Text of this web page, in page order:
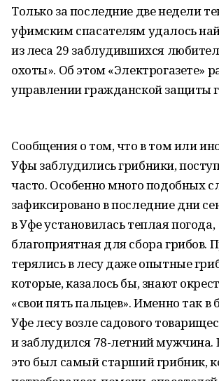
Только за последние две недели
уфимским спасателям удалось
из леса 29 заблудившихся
охоты». Об этом «Электрогазете»
управлении гражданской защиты
Сообщения о том, что в том или
Уфы заблудились грибники,
часто. Особенно много подобных
зафиксировано в последние дни
в Уфе установилась теплая погода,
благоприятная для сбора грибов.
терялись в лесу даже опытные
которые, казалось бы, знают
«свои пять пальцев». Именно так
Уфе лесу возле садового
и заблудился 78-летний мужчина.
это был самый старший грибник,